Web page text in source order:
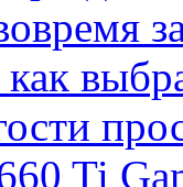
Ti